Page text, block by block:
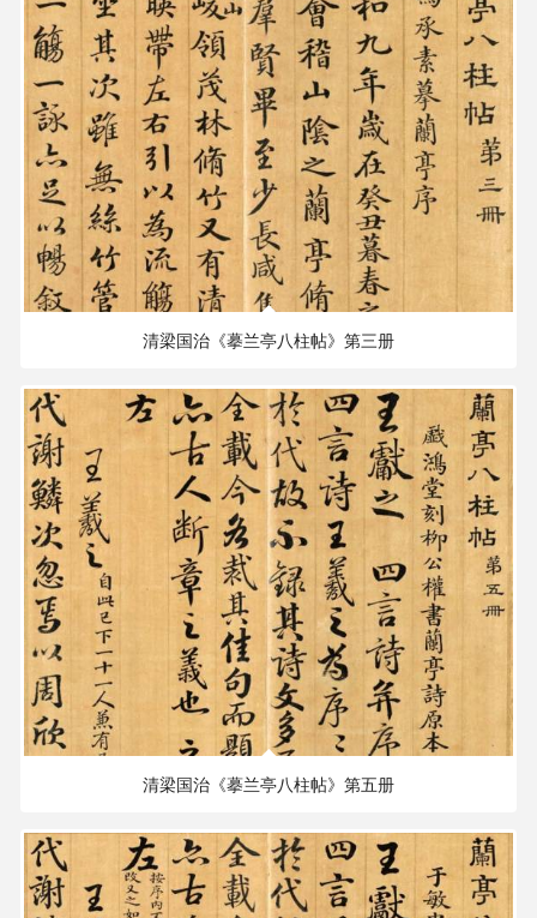
清梁国治《摹兰亭八柱帖》第三册
清梁国治《摹兰亭八柱帖》第五册
150.88 MB 1897×1749 PX
177.45 MB 1897×1749 PX